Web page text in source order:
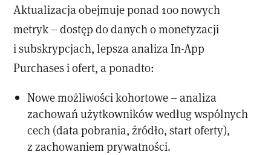
Aktualizacja obejmuje ponad 100 nowych
metryk – dostęp do danych o monetyzacji
i subskrypcjach, lepsza analiza In-App
Purchases i ofert, a ponadto:
Nowe możliwości kohortowe – analiza
zachowań użytkowników według wspólnych
cech (data pobrania, źródło, start oferty),
z zachowaniem prywatności.